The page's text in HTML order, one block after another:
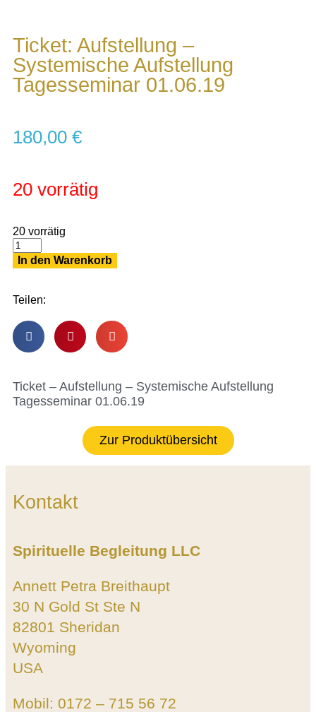
Ticket: Aufstellung –
Systemische Aufstellung
Tagesseminar 01.06.19
180,00 €
20 vorrätig
20 vorrätig
In den Warenkorb
Teilen:
Ticket – Aufstellung – Systemische Aufstellung
Tagesseminar 01.06.19
Zur Produktübersicht
Kontakt
Spirituelle Begleitung LLC
Annett Petra Breithaupt
30 N Gold St Ste N
82801 Sheridan
Wyoming
USA
Mobil: 0172 – 715 56 72